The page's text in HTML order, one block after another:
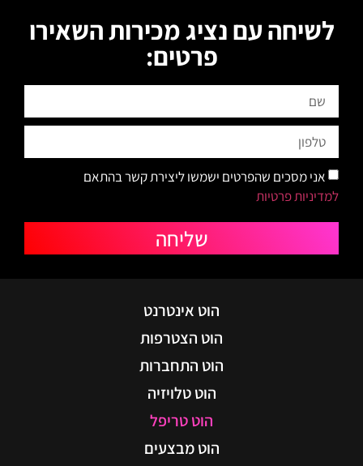
לשיחה עם נציג מכירות השאירו
פרטים:
אני מסכים שהפרטים ישמשו ליצירת קשר בהתאם
למדיניות פרטיות
שליחה
הוט אינטרנט
הוט הצטרפות
הוט התחברות
הוט טלויזיה
הוט טריפל
הוט מבצעים